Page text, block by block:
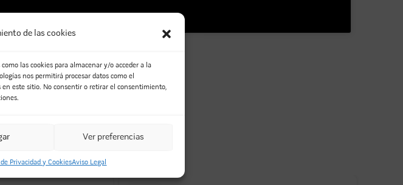
de las cookies
las cookies para almacenar y/o acceder a la
nos permitirá procesar datos como el
este sitio. No consentir o retirar el consentimiento,
Ver preferencias
Privacidad y CookiesAviso Legal